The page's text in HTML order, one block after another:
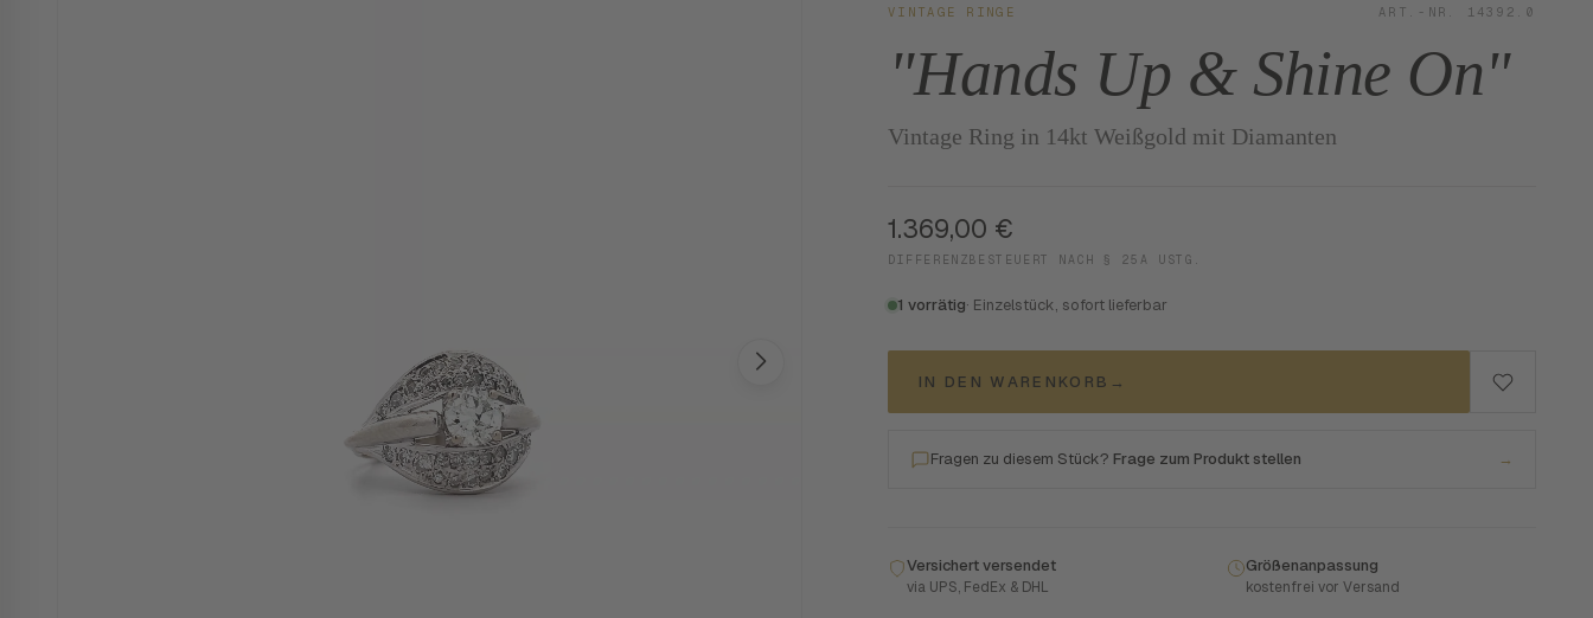
VINTAGE RINGE ART.-NR. 14392.0
"Hands Up & Shine On"
Vintage Ring in 14kt Weißgold mit Diamanten
1.369,00 €
DIFFERENZBESTEUERT NACH § 25A USTG.
1 vorrätig· Einzelstück, sofort lieferbar
IN DEN WARENKORB →
Fragen zu diesem Stück? Frage zum Produkt stellen →
Versichert versendet
via UPS, FedEx & DHL
Größenanpassung
kostenfrei vor Versand